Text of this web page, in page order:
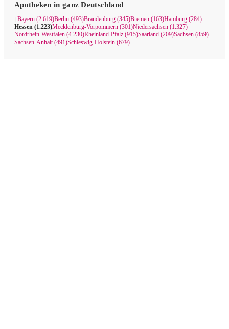
Apotheken in ganz Deutschland
Bayern (2.619)Berlin (493)Brandenburg (345)Bremen (163)Hamburg (284)
Hessen (1.223)Mecklenburg-Vorpommern (301)Niedersachsen (1.327)
Nordrhein-Westfalen (4.230)Rheinland-Pfalz (915)Saarland (209)Sachsen (859)
Sachsen-Anhalt (491)Schleswig-Holstein (679)